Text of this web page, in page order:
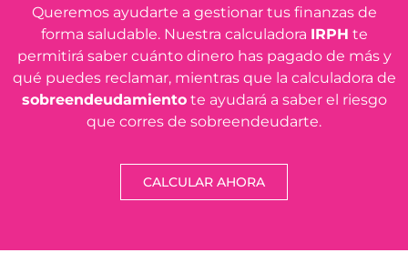
Queremos ayudarte a gestionar tus finanzas de
forma saludable. Nuestra calculadora IRPH te
permitirá saber cuánto dinero has pagado de más y
qué puedes reclamar, mientras que la calculadora de
sobreendeudamientote ayudará a saber el riesgo
que corres de sobreendeudarte.
CALCULAR AHORA